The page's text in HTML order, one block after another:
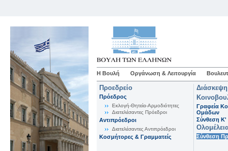
Η Βουλή Οργάνωση & Λειτουργία
Προεδρείο
Πρόεδρος
Εκλογή-Θητεία-Αρμοδιότητες
Διατελέσαντες Πρόεδροι
Αντιπρόεδροι
Διατελέσαντες Αντιπρόεδροι
Κοσμήτορες & Γραμματείς
Γραφεία
Ομάδων
Σύνθεση K'
Σύνθεση